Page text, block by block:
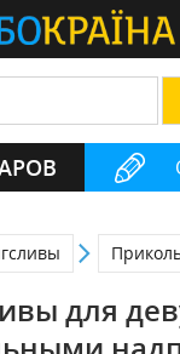
для